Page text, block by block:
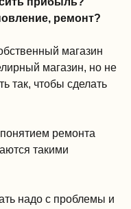
ремонт?
магазин
магазин, но не
так, чтобы сделать
ремонта
такими
надо с проблемы и